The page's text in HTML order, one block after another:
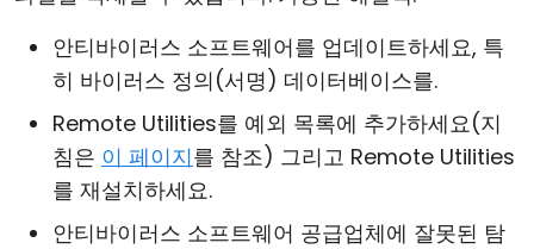
안티바이러스 소프트웨어를 업데이트하세요, 특
히 바이러스 정의(서명) 데이터베이스를.
Remote Utilities를 예외 목록에 추가하세요(지
침은 이 페이지를 참조) 그리고 Remote Utilities
를 재설치하세요.
안티바이러스 소프트웨어 공급업체에 잘못된 탐